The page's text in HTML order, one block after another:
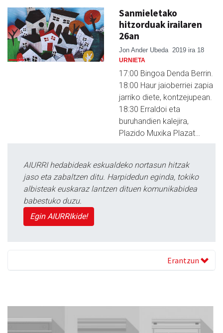
Sanmieletako
hitzorduak irailaren
26an
Jon Ander Ubeda 2019 ira 18
URNIETA
17:00 Bingoa Denda Berrin.
18:00 Haur jaioberriei zapia
jarriko diete, kontzejupean.
18:30 Erraldoi eta
buruhandien kalejira,
Plazido Muxika Plazat…
AIURRI hedabideak eskualdeko nortasun hitzak
jaso eta zabaltzen ditu. Harpidedun eginda, tokiko
albisteak euskaraz lantzen dituen komunikabidea
babestuko duzu.
Egin AIURRIkide!
Erantzun